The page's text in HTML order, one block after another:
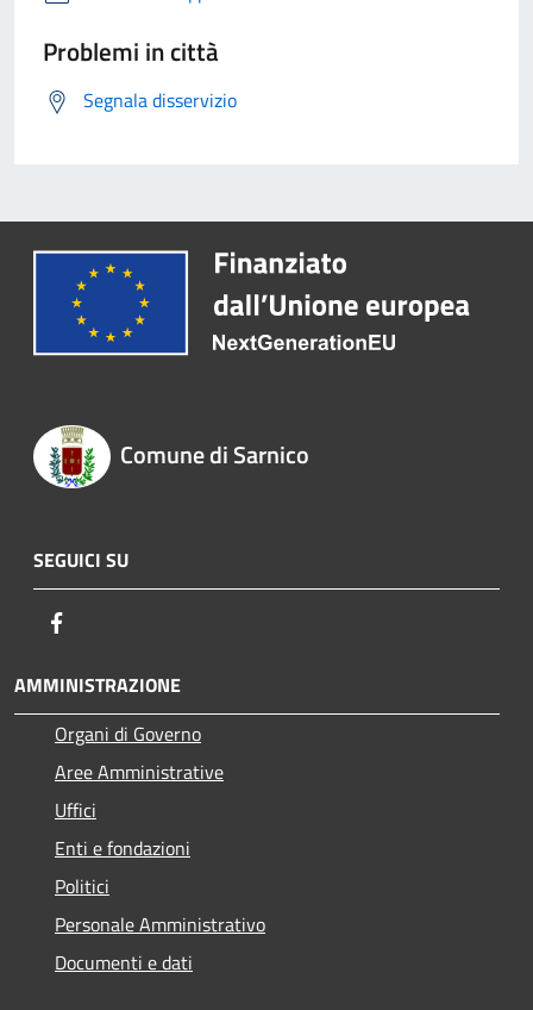
Problemi in città
Segnala disservizio
Comune di Sarnico
SEGUICI SU
AMMINISTRAZIONE
Organi di Governo
Aree Amministrative
Uffici
Enti e fondazioni
Politici
Personale Amministrativo
Documenti e dati